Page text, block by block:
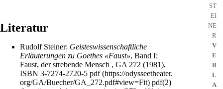
ST
EI
NE
R
V
E
R
L
A
Literatur
Rudolf Steiner: Geisteswissenschaftliche
Erläuterungen zu Goethes «Faust», Band I:
Faust, der strebende Mensch , GA 272 (1981),
ISBN 3-7274-2720-5 pdf
pdf(2)